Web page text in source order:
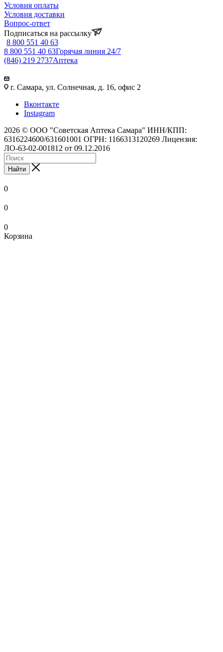
Условия оплаты
Условия доставки
Вопрос-ответ
Подписаться на рассылку
8 800 551 40 63
8 800 551 40 63Горячая линия 24/7
(846) 219 2737Аптека
г. Самара, ул. Солнечная, д. 16, офис 2
Вконтакте
Instagram
2026 © ООО "Советская Аптека Самара" ИНН/КПП:
6316224600/631601001 ОГРН: 1166313120269 Лицензия:
ЛО-63-02-001812 от 09.12.2016
Найти
0
0
0
Корзина